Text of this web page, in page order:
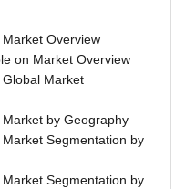
Overview
on Market Overview
Market
by Geography
Segmentation by
Segmentation by